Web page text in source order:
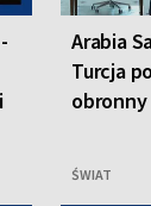
Arabia
Turcja
obronny
ŚWIAT